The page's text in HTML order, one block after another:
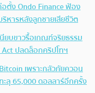
ตั้ง Ondo Finance ฟ้อง
หารหลังลูกชายเสียชีวิต
ยบขาวรื้อเกณฑ์จริยธรรม
ปลดล็อกคริปโทฯ
เพราะกลัวภัยควอน
ลุ 65,000 ดอลลาร์อีกครั้ง